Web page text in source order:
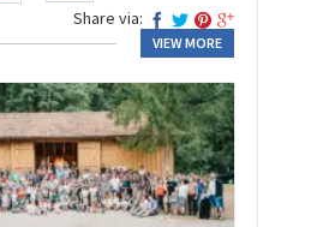
Share via:
VIEW MORE